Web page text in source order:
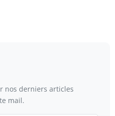
nos derniers articles
mail.